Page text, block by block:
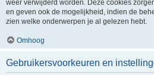
weer verwijderd worden. Deze cookies
en geven ook de mogelijkheid, indien de
zien welke onderwerpen je al gelezen hebt.
Omhoog
Gebruikersvoorkeuren en